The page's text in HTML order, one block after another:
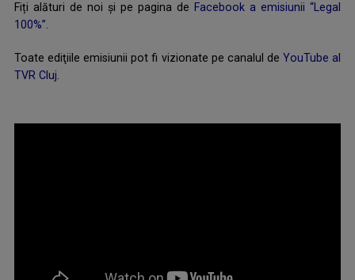
Fiți alături de noi și pe pagina de Facebook a emisiunii “Legal
100%”.
Toate ediţiile emisiunii pot fi vizionate pe canalul de YouTube al
TVR Cluj.